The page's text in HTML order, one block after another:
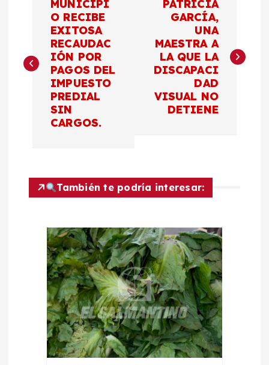
v
e
c
MUNICIPI
O RECIBE
EXITOSA
RECAUDAC
IÓN POR
PAGOS DEL
IMPUESTO
PREDIAL
SIN
CARGOS.
PATRICIA
GARCÍA,
UNA
MAESTRA A
LA QUE LA
DISCAPACI
DAD
VISUAL NO
DETIENE
También te podría interesar: